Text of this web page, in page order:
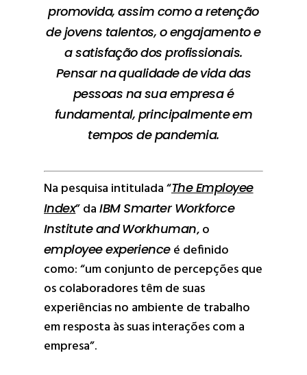
promovida, assim como a retenção
de jovens talentos, o engajamento e
a satisfação dos profissionais.
Pensar na qualidade de vida das
pessoas na sua empresa é
fundamental, principalmente em
tempos de pandemia.
Na pesquisa intitulada “The Employee
Index” daIBM Smarter Workforce
Institute and Workhuman, o
employee experience é definido
como: “um conjunto de percepções que
os colaboradores têm de suas
experiências no ambiente de trabalho
em resposta às suas interações com a
empresa”.